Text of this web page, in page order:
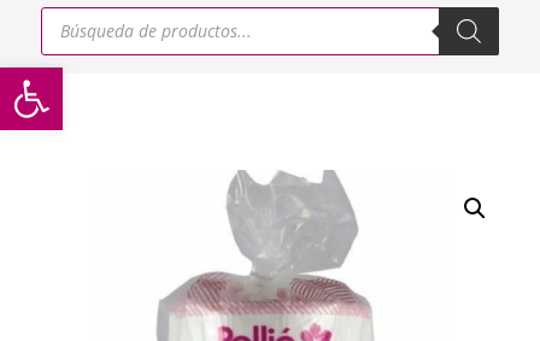
Abrir barra de herramientas
Búsqueda
productos